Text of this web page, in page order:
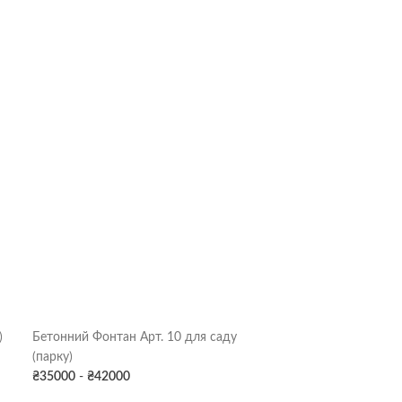
Бетонний Фонтан Арт. 10 для саду
(парку)
₴35000 - ₴42000